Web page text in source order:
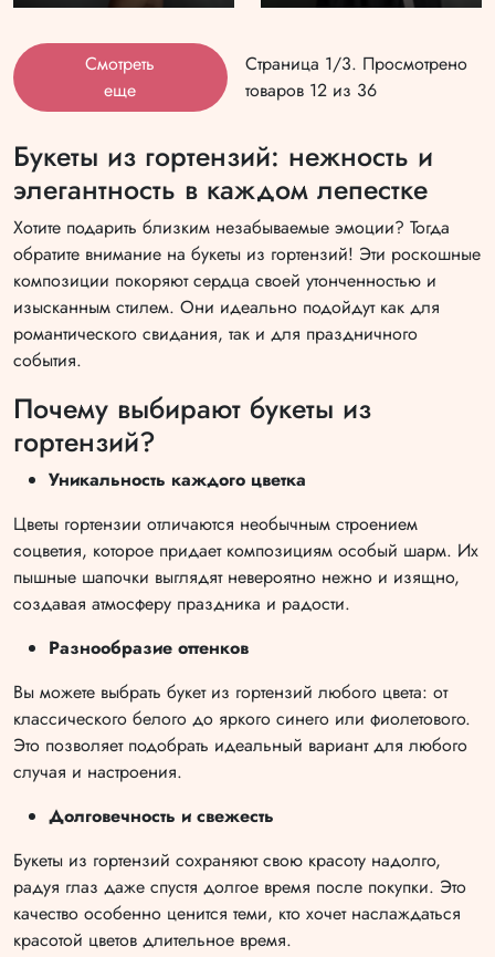
Смотреть
еще
Страница 1/3. Просмотрено
товаров 12 из 36
Букеты из гортензий: нежность и
элегантность в каждом лепестке
Хотите подарить близким незабываемые эмоции? Тогда
обратите внимание на букеты из гортензий! Эти роскошные
композиции покоряют сердца своей утонченностью и
изысканным стилем. Они идеально подойдут как для
романтического свидания, так и для праздничного
события.
Почему выбирают букеты из
гортензий?
Уникальность каждого цветка
Цветы гортензии отличаются необычным строением
соцветия, которое придает композициям особый шарм. Их
пышные шапочки выглядят невероятно нежно и изящно,
создавая атмосферу праздника и радости.
Разнообразие оттенков
Вы можете выбрать букет из гортензий любого цвета: от
классического белого до яркого синего или фиолетового.
Это позволяет подобрать идеальный вариант для любого
случая и настроения.
Долговечность и свежесть
Букеты из гортензий сохраняют свою красоту надолго,
радуя глаз даже спустя долгое время после покупки. Это
качество особенно ценится теми, кто хочет наслаждаться
красотой цветов длительное время.